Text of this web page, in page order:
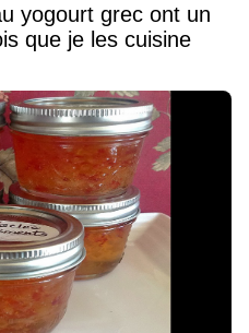
yogourt grec ont un
que je les cuisine